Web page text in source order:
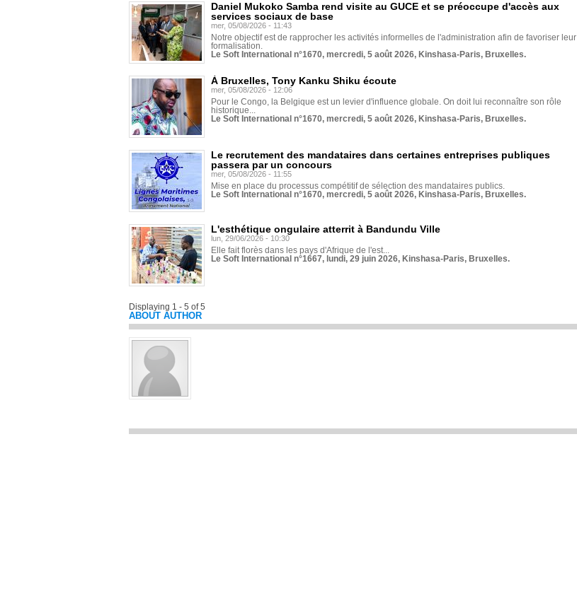
Daniel Mukoko Samba rend visite au GUCE et se préoccupe d'accès aux
services sociaux de base
mer, 05/08/2026 - 11:43
Notre objectif est de rapprocher les activités informelles de l'administration afin de favoriser leur
formalisation.
Le Soft International n°1670, mercredi, 5 août 2026, Kinshasa-Paris, Bruxelles.
À Bruxelles, Tony Kanku Shiku écoute
mer, 05/08/2026 - 12:06
Pour le Congo, la Belgique est un levier d'influence globale. On doit lui reconnaître son rôle
historique...
Le Soft International n°1670, mercredi, 5 août 2026, Kinshasa-Paris, Bruxelles.
Le recrutement des mandataires dans certaines entreprises publiques
passera par un concours
mer, 05/08/2026 - 11:55
Mise en place du processus compétitif de sélection des mandataires publics.
Le Soft International n°1670, mercredi, 5 août 2026, Kinshasa-Paris, Bruxelles.
L'esthétique ongulaire atterrit à Bandundu Ville
lun, 29/06/2026 - 10:30
Elle fait florès dans les pays d'Afrique de l'est...
Le Soft International n°1667, lundi, 29 juin 2026, Kinshasa-Paris, Bruxelles.
Displaying 1 - 5 of 5
ABOUT AUTHOR